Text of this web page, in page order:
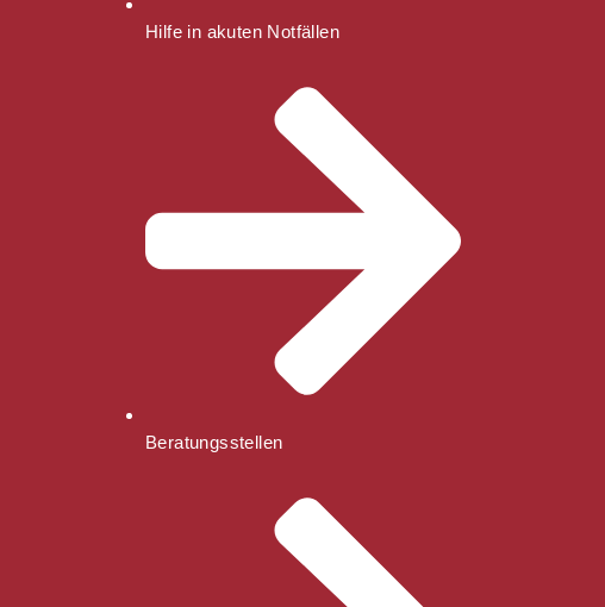
Hilfe in akuten Notfällen
Beratungsstellen